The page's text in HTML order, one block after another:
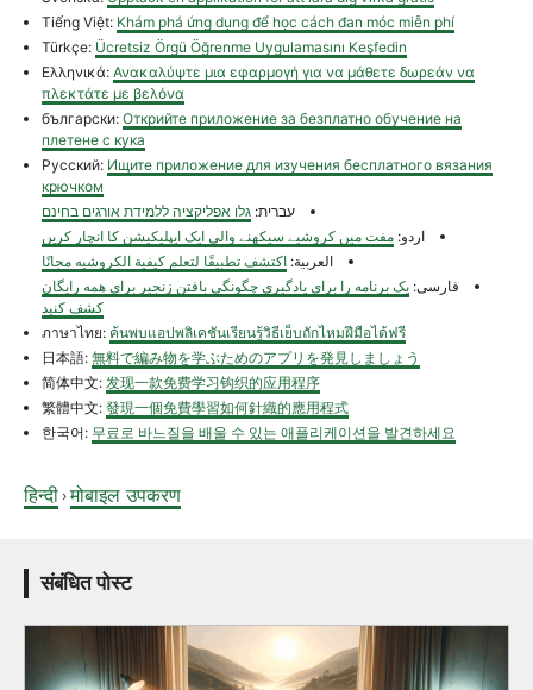
Tiếng Việt: Khám phá ứng dụng để học cách đan móc miễn phí
Türkçe: Ücretsiz Örgü Öğrenme Uygulamasını Keşfedin
Ελληνικά: Ανακαλύψτε μια εφαρμογή για να μάθετε δωρεάν να
πλεκτάτε με βελόνα
български: Открийте приложение за безплатно обучение на
плетене с кука
Русский: Ищите приложение для изучения бесплатного вязания
крючком
עברית: גלו אפליקציה ללמידת אורגים בחינם
اردو: مفت میں کروشیے سیکھنے والی ایک ایپلیکیشن کا انچار کریں
العربية: اكتشف تطبيقًا لتعلم كيفية الكروشيه مجانًا
فارسی: یک برنامه را برای یادگیری چگونگی بافتن زنجیر برای همه رایگان
کشف کنید
ภาษาไทย: ค้นพบแอปพลิเคชันเรียนรู้วิธีเย็บถักไหมฝีมือได้ฟรี
日本語: 無料で編み物を学ぶためのアプリを発見しましょう
简体中文: 发现一款免费学习钩织的应用程序
繁體中文: 發現一個免費學習如何針織的應用程式
한국어: 무료로 바느질을 배울 수 있는 애플리케이션을 발견하세요
हिन्दी ›मोबाइल उपकरण
संबंधित पोस्ट